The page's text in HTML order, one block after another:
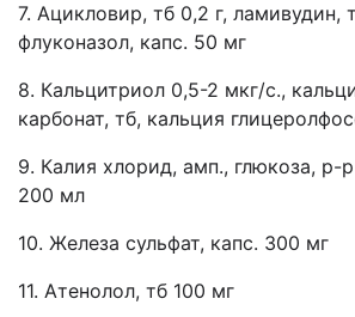
7. Ацикловир, тб 0,2 г, ламивудин,
флуконазол, капс. 50 мг
8. Кальцитриол 0,5-2 мкг/с.,
карбонат, тб, кальция
9. Калия хлорид, амп., глюкоза, р-
200 мл
10. Железа сульфат, капс. 300 мг
11. Атенолол, тб 100 мг